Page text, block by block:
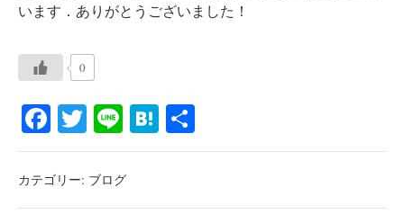
います．ありがとうございました！
0
Fa
ce
bo
ok
T
wi
tte
r
Li
ne
H
at
a
有
カテゴリー: ブログ